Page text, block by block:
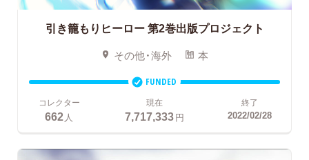
引き籠もりヒーロー第2巻出版プロジェクト
その他・海外 本
FUNDED
コレクター
662 人
現在
7,717,333円
終了
2022/02/28